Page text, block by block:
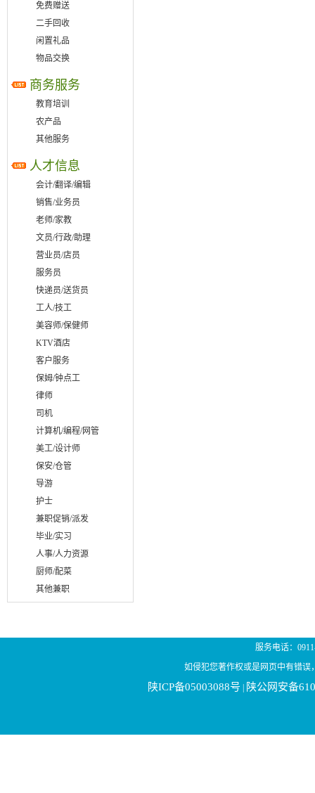
免费赠送
二手回收
闲置礼品
物品交换
商务服务
教育培训
农产品
其他服务
人才信息
会计/翻译/编辑
销售/业务员
老师/家教
文员/行政/助理
营业员/店员
服务员
快递员/送货员
工人/技工
美容师/保健师
KTV酒店
客户服务
保姆/钟点工
律师
司机
计算机/编程/网管
美工/设计师
保安/仓管
导游
护士
兼职促销/派发
毕业/实习
人事/人力资源
厨师/配菜
其他兼职
服务电话：
如侵犯您著作权或是网页中有错
陕ICP备05003088号 陕公网安备